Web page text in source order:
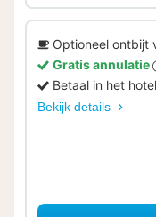
Optioneel ontbijt
Gratis annulatie
Betaal in het hotel
Bekijk details